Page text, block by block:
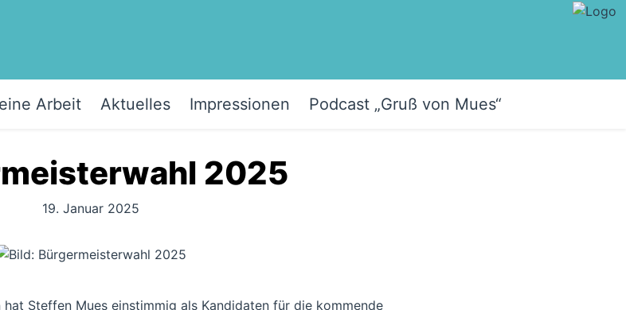
Arbeit Aktuelles Impressionen Podcast „Gruß von Mues“
2025
19. Januar 2025
Steffen Mues einstimmig als Kandidaten für die kommende